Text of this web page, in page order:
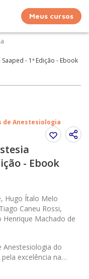
Meus cursos
- 1ª Edição - Ebook
de Anestesiologia
- Ebook
Hugo Ítalo Melo
Caneu Rossi,
Henrique Machado de
Anestesiologia do
excelência na
de especialistas